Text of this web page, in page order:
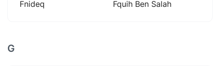
Fnideq
Fquih Ben Salah
G